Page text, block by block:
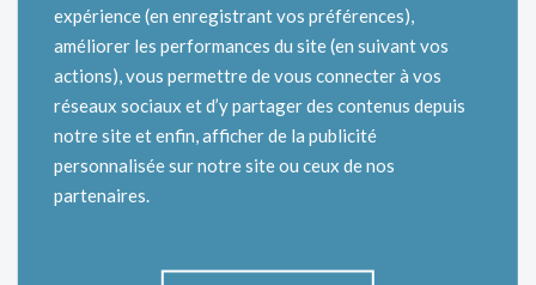
Nous étudierons toutes les propositions et si celles-ci
sont réalisables, nous mettrons les ressources
adéquates pour qu’elles puissent voir le jour.
Transmettez vos idées par courriel
(info@caennaise.com) ou par courrier à l’attention
du secrétariat de direction avant le 14 juin 2021.
expérience (en enregistrant vos préférences),
améliorer les performances du site (en suivant vos
actions), vous permettre de vous connecter à vos
réseaux sociaux et d’y partager des contenus depuis
notre site et enfin, afficher de la publicité
personnalisée sur notre site ou ceux de nos
partenaires.